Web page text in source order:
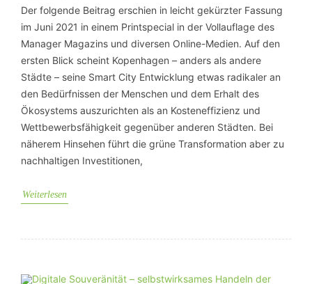
Der folgende Beitrag erschien in leicht gekürzter Fassung
im Juni 2021 in einem Printspecial in der Vollauflage des
Manager Magazins und diversen Online-Medien. Auf den
ersten Blick scheint Kopenhagen – anders als andere
Städte – seine Smart City Entwicklung etwas radikaler an
den Bedürfnissen der Menschen und dem Erhalt des
Ökosystems auszurichten als an Kosteneffizienz und
Wettbewerbsfähigkeit gegenüber anderen Städten. Bei
näherem Hinsehen führt die grüne Transformation aber zu
nachhaltigen Investitionen,
Weiterlesen